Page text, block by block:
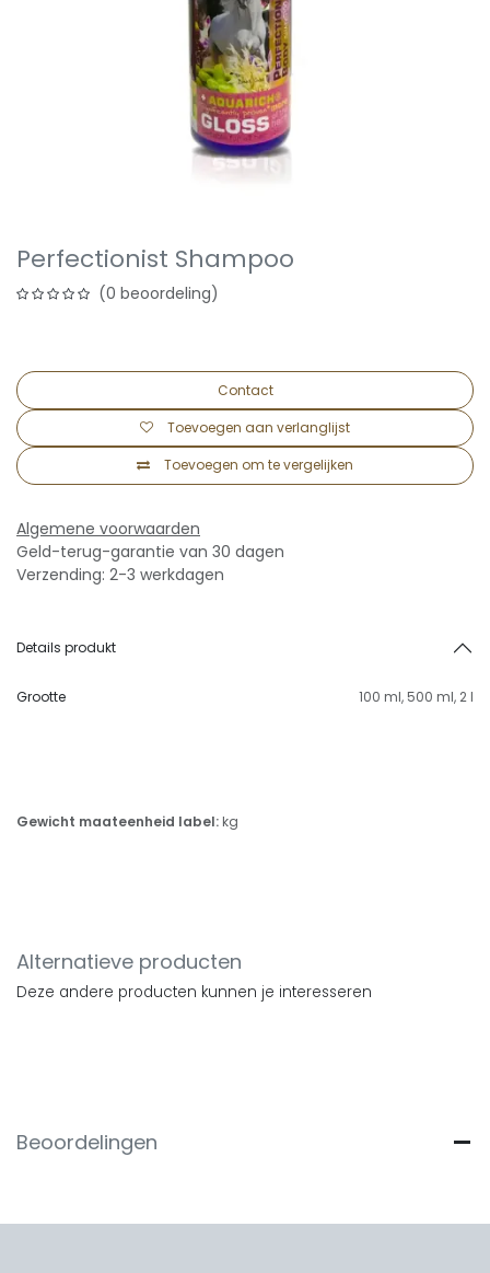
Perfectionist Shampoo
(0 beoordeling)
Contact
Toevoegen om te vergelijken
Toevoegen aan verlanglijst
Algemene voorwaarden
Geld-terug-garantie van 30 dagen
Verzending: 2-3 werkdagen
Details produkt
Grootte 100 ml,500 ml, 2 l
Gewicht maateenheid label:kg
Alternatieve producten
Deze andere producten kunnen je interesseren
Beoordelingen